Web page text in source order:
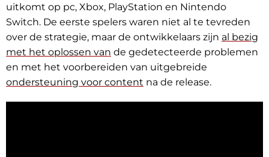
uitkomt op pc, Xbox, PlayStation en Nintendo
Switch. De eerste spelers waren niet al te tevreden
over de strategie, maar de ontwikkelaars zijn al bezig
met het oplossen van de gedetecteerde problemen
en met het voorbereiden van uitgebreide
ondersteuning voor content na de release.